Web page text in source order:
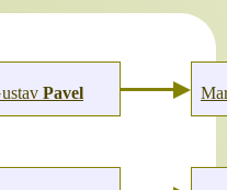
Pavel